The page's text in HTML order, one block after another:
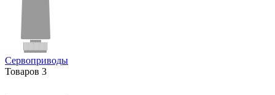
Сервоприводы
Товаров 3